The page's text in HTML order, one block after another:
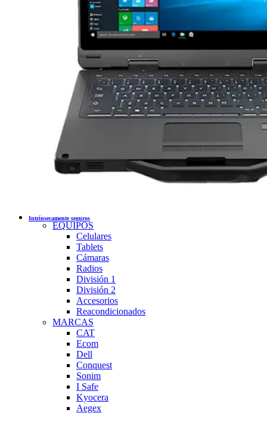
Intrínsecamente seguros
EQUIPOS
Celulares
Tablets
Cámaras
Radios
División 1
División 2
Accesorios
Reacondicionados
MARCAS
CAT
Ecom
Dell
Conquest
Sonim
I Safe
Kyocera
Aegex